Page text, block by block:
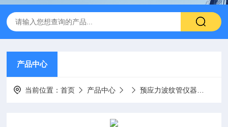
产品中心
当前位置：首页 产品中心 预应力波纹管仪器